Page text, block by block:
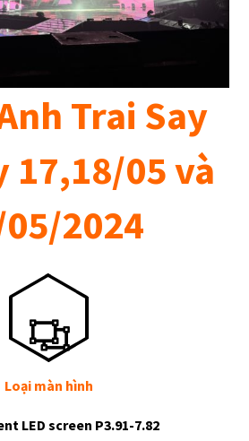
Trai Say
17,18/05 và
2024
Loại màn hình
LED screen P3.91-7.82